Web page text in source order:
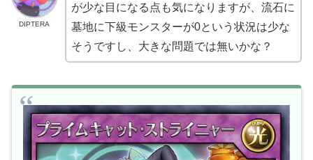
DIPTERA
が少な目になる点も気になりますが、流石に
墓地に下級モンスターが0という状況は少な
そうですし、大きな問題では無いかな？